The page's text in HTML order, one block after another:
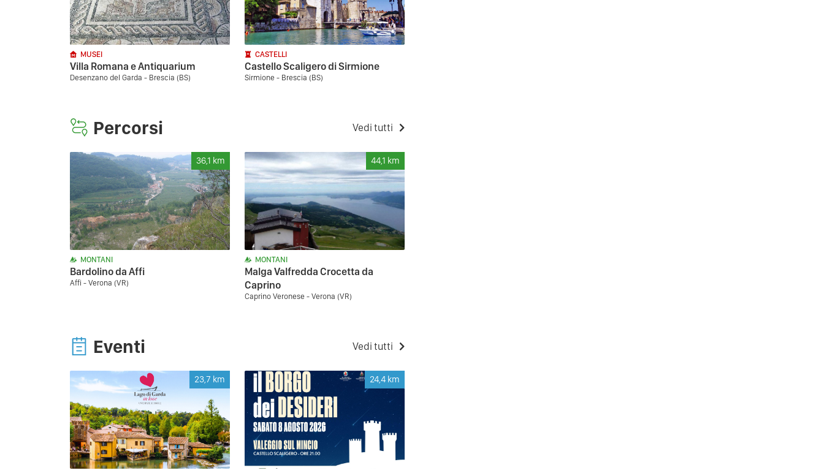
MUSEI
Villa Romana e Antiquarium
Desenzano del Garda - Brescia (BS)
CASTELLI
Castello Scaligero di Sirmione
Sirmione - Brescia (BS)
Percorsi Vedi tutti
36,1 km
MONTANI
Bardolino da Affi
Affi - Verona (VR)
44,1 km
MONTANI
Malga Valfredda Crocetta da
Caprino
Caprino Veronese - Verona (VR)
Eventi Vedi tutti
23,7 km 24,4 km